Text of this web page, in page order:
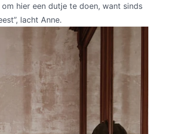
hier een dutje te doen, want sinds
lacht Anne.